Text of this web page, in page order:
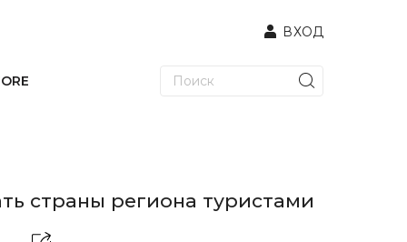
ВХОД
страны региона туристами